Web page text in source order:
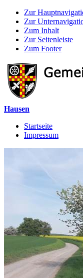
Zur
Zur
Zum Inhalt
Zur Seitenleiste
Zum Footer
Hausen
Startseite
Impressum